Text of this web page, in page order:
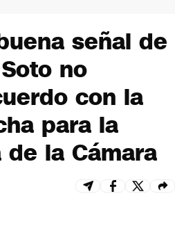
señal de
no
con la
para la
la Cámara